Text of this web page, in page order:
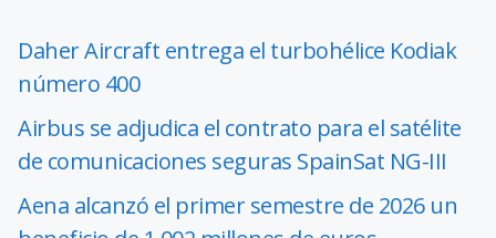
Daher Aircraft entrega el turbohélice Kodiak
número 400
Airbus se adjudica el contrato para el satélite
de comunicaciones seguras SpainSat NG-III
Aena alcanzó el primer semestre de 2026 un